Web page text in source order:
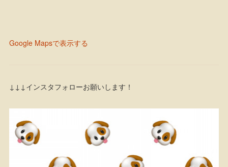
Google Mapsで表示する
↓↓↓インスタフォローお願いします！